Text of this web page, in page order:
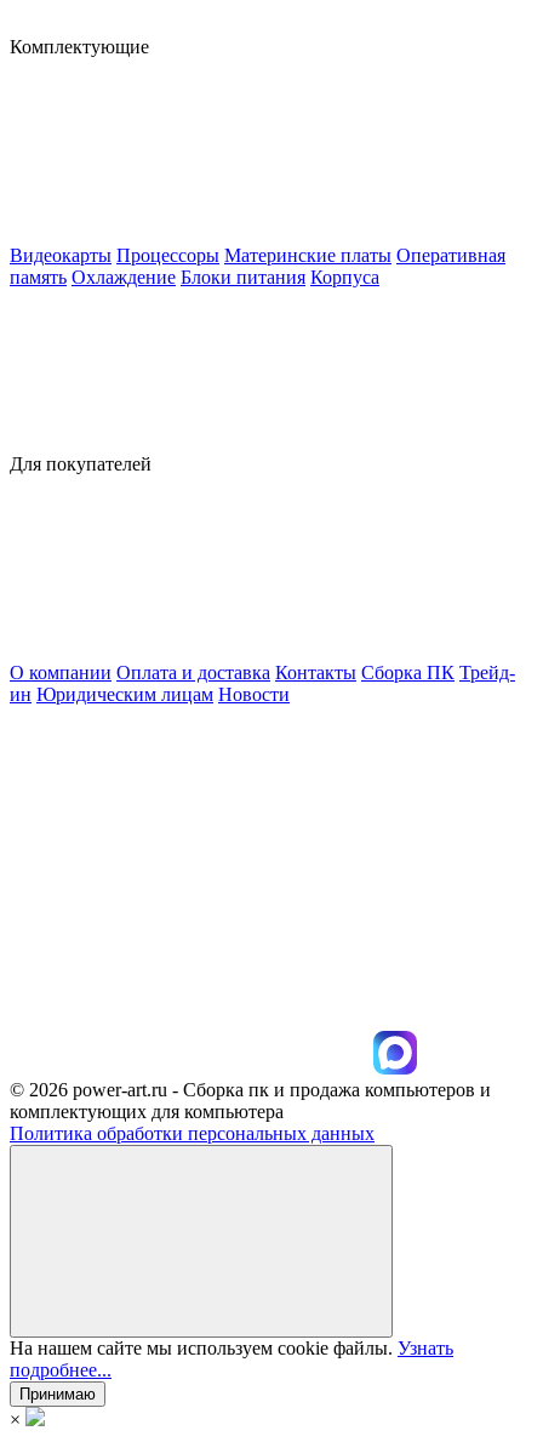
Комплектующие
Видеокарты Процессоры Материнские платы Оперативная
память Охлаждение Блоки питания Корпуса
Для покупателей
О компании Оплата и доставка Контакты Сборка ПК Трейд-
ин Юридическим лицам Новости
© 2026 power-art.ru - Сборка пк и продажа компьютеров и
комплектующих для компьютера
Политика обработки персональных данных
На нашем сайте мы используем cookie файлы. Узнать
подробнее...
Принимаю
×